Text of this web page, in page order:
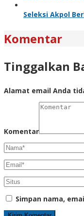
Seleksi Akpol
Komentar
Tinggalkan
Alamat email Anda
Komentar
Simpan nama,